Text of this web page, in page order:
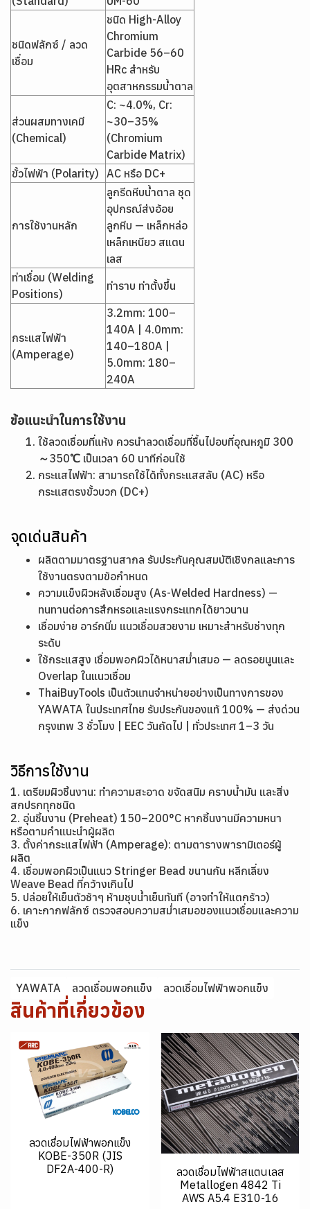
ชนิดฟลักซ์ / ลวด
เชื่อม
ชนิด High-Alloy
Chromium
Carbide 56–60
HRc สำหรับ
อุตสาหกรรมน้ำตาล
ส่วนผสมทางเคมี
(Chemical)
C: ~4.0%, Cr:
~30–35%
(Chromium
Carbide Matrix)
ขั้วไฟฟ้า (Polarity) AC หรือ DC+
การใช้งานหลัก
ลูกรีดหีบน้ำตาล ชุด
อุปกรณ์ส่งอ้อย
ลูกหีบ — เหล็กหล่อ
เหล็กเหนียว สแตน
เลส
ท่าเชื่อม (Welding
Positions)
ท่าราบ ท่าตั้งขึ้น
กระแสไฟฟ้า
(Amperage)
3.2mm: 100–
140A | 4.0mm:
140–180A |
5.0mm: 180–
240A
ข้อแนะนำในการใช้งาน
ใช้ลวดเชื่อมที่แห้ง ควรนำลวดเชื่อมที่ชื้นไปอบที่อุณหภูมิ 300
～350℃ เป็นเวลา 60 นาทีก่อนใช้
กระแสไฟฟ้า: สามารถใช้ได้ทั้งกระแสสลับ (AC) หรือ
กระแสตรงขั้วบวก (DC+)
จุดเด่นสินค้า
ผลิตตามมาตรฐานสากล รับประกันคุณสมบัติเชิงกลและการ
ใช้งานตรงตามข้อกำหนด
ความแข็งผิวหลังเชื่อมสูง (As-Welded Hardness) —
ทนทานต่อการสึกหรอและแรงกระแทกได้ยาวนาน
เชื่อมง่าย อาร์กนิ่ม แนวเชื่อมสวยงาม เหมาะสำหรับช่างทุก
ระดับ
ใช้กระแสสูง เชื่อมพอกผิวได้หนาสม่ำเสมอ — ลดรอยนูนและ
Overlap ในแนวเชื่อม
ThaiBuyTools เป็นตัวแทนจำหน่ายอย่างเป็นทางการของ
YAWATA ในประเทศไทย รับประกันของแท้ 100% — ส่งด่วน
กรุงเทพ 3 ชั่วโมง | EEC วันถัดไป | ทั่วประเทศ 1–3 วัน
วิธีการใช้งาน
1. เตรียมผิวชิ้นงาน: ทำความสะอาด ขจัดสนิม คราบน้ำมัน และสิ่ง
สกปรกทุกชนิด
2. อุ่นชิ้นงาน (Preheat) 150–200°C หากชิ้นงานมีความหนา
หรือตามคำแนะนำผู้ผลิต
3. ตั้งค่ากระแสไฟฟ้า (Amperage): ตามตารางพารามิเตอร์ผู้
ผลิต
4. เชื่อมพอกผิวเป็นแนว Stringer Bead ขนานกัน หลีกเลี่ยง
Weave Bead ที่กว้างเกินไป
5. ปล่อยให้เย็นตัวช้าๆ ห้ามชุบน้ำเย็นทันที (อาจทำให้แตกร้าว)
6. เคาะกากฟลักซ์ ตรวจสอบความสม่ำเสมอของแนวเชื่อมและความ
แข็ง
YAWATA ลวดเชื่อมพอกแข็ง ลวดเชื่อมไฟฟ้าพอกแข็ง
สินค้าที่เกี่ยวข้อง
ลวดเชื่อมไฟฟ้าพอกแข็ง
KOBE-350R (JIS
DF2A-400-R)
ลวดเชื่อมไฟฟ้าสแตนเลส
Metallogen 4842 Ti
AWS A5.4 E310-16